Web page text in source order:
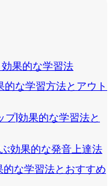
果的な学習法
な学習方法とアウト
プ|効果的な学習法と
効果的な発音上達法
な学習法とおすすめ